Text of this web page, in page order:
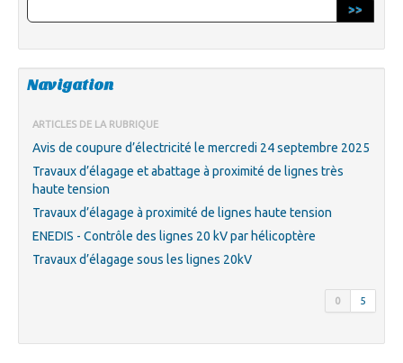
>>
Navigation
ARTICLES DE LA RUBRIQUE
Avis de coupure d’électricité le mercredi 24 septembre 2025
Travaux d’élagage et abattage à proximité de lignes très
haute tension
Travaux d’élagage à proximité de lignes haute tension
ENEDIS - Contrôle des lignes 20 kV par hélicoptère
Travaux d’élagage sous les lignes 20kV
0 5